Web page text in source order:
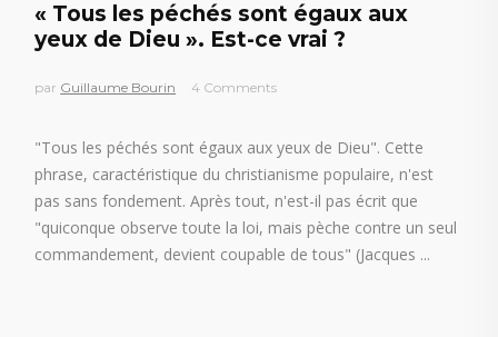
« Tous les péchés sont égaux aux
yeux de Dieu ». Est-ce vrai ?
par Guillaume Bourin 4 Comments
"Tous les péchés sont égaux aux yeux de Dieu". Cette
phrase, caractéristique du christianisme populaire, n'est
pas sans fondement. Après tout, n'est-il pas écrit que
"quiconque observe toute la loi, mais pèche contre un seul
commandement, devient coupable de tous" (Jacques